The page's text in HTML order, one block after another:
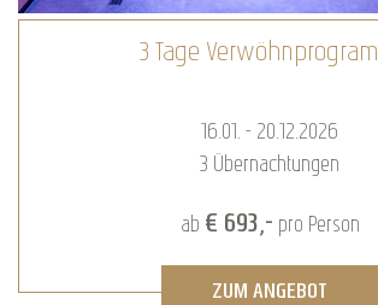
Romantik-Kuscheltage
16.01. - 20.12.2026
2 Übernachtungen
ab € 472,- pro Person
ZUM ANGEBOT